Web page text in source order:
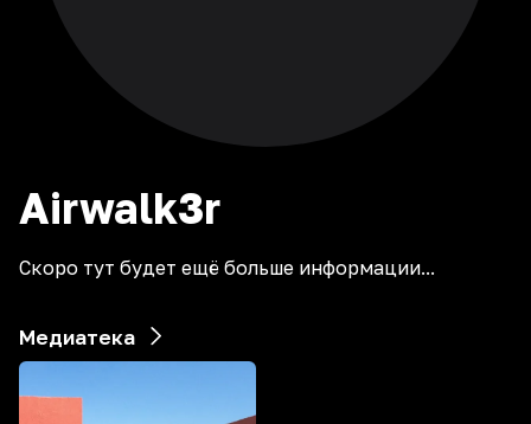
Airwalk3r
Скоро тут будет ещё больше информации...
Медиатека